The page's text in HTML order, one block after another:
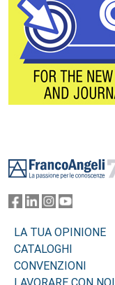
LA TUA OPINIONE
CATALOGHI
CONVENZIONI
LAVORARE CON NOI